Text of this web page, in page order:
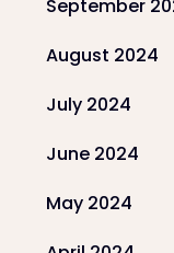
September
August 2024
July 2024
June 2024
May 2024